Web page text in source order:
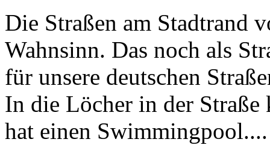
Die Straßen am Stadtrand
Wahnsinn. Das noch als
für unsere deutschen
In die Löcher in der Straße
hat einen Swimmingpool....